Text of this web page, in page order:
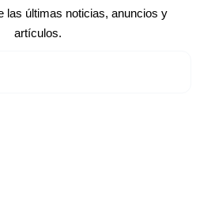
las últimas noticias, anuncios y
artículos.